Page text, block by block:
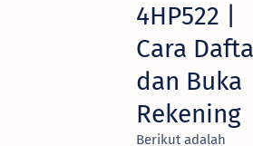
4HP522 |
Cara
dan Buka
Rekening
Berikut adalah